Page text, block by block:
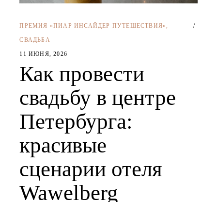
ПРЕМИЯ «ПИАР ИНСАЙДЕР ПУТЕШЕСТВИЯ»,
СВАДЬБА
11 ИЮНЯ, 2026
Как провести
свадьбу в центре
Петербурга:
красивые
сценарии отеля
Wawelberg